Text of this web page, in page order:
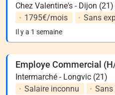
Chez Valentine's - Dijon (21)
1795€/mois
Sans
Il y a 1 semaine
Employe Commercial
Intermarché - Longvic (21)
Salaire inconnu
Sans